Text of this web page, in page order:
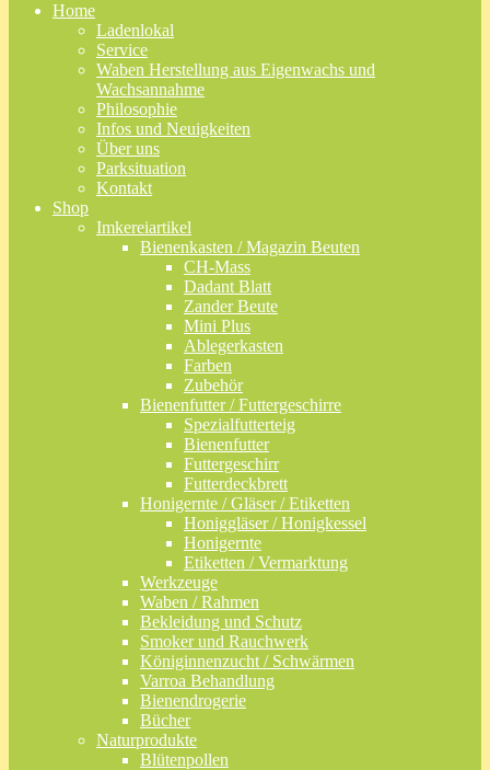
Home
Ladenlokal
Service
Waben Herstellung aus Eigenwachs und
Wachsannahme
Philosophie
Infos und Neuigkeiten
Über uns
Parksituation
Kontakt
Shop
Imkereiartikel
Bienenkasten / Magazin Beuten
CH-Mass
Dadant Blatt
Zander Beute
Mini Plus
Ablegerkasten
Farben
Zubehör
Bienenfutter / Futtergeschirre
Spezialfutterteig
Bienenfutter
Futtergeschirr
Futterdeckbrett
Honigernte / Gläser / Etiketten
Honiggläser / Honigkessel
Honigernte
Etiketten / Vermarktung
Werkzeuge
Waben / Rahmen
Bekleidung und Schutz
Smoker und Rauchwerk
Königinnenzucht / Schwärmen
Varroa Behandlung
Bienendrogerie
Bücher
Naturprodukte
Blütenpollen